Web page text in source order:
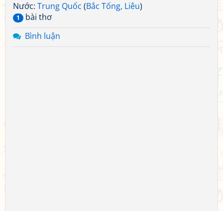
Nước: Trung Quốc (Bắc Tống, Liêu)
1
bài thơ
Bình luận